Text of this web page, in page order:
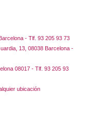
- Tlf. 93 205 93 73
13, 08038 Barcelona -
08017 - Tlf. 93 205 93
ubicación